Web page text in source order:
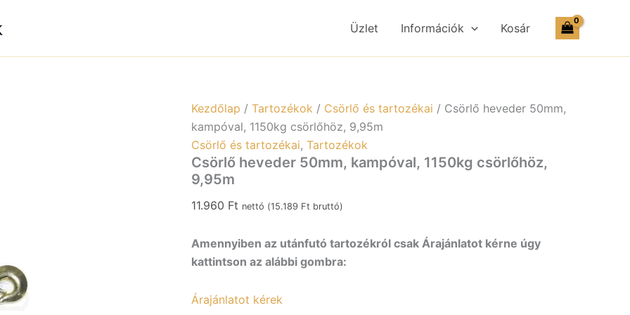
Üzlet Információk Kosár
Kezdőlap / Tartozékok / Csörlő és tartozékai / Csörlő heveder 50mm,
kampóval, 1150kg csörlőhöz, 9,95m
Csörlő és tartozékai, Tartozékok
Csörlő heveder 50mm, kampóval, 1150kg csörlőhöz,
9,95m
11.960 Ft nettó (15.189 Ft bruttó)
Amennyiben az utánfutó tartozékról csak Árajánlatot kérne úgy
kattintson az alábbi gombra:
Árajánlatot kérek
mennyiség